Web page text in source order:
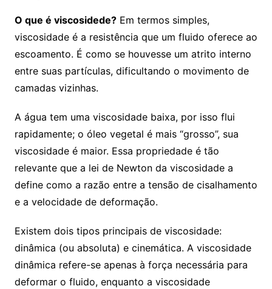
O que é viscosidede?Em termos simples,
viscosidade é a resistência que um fluido oferece ao
escoamento. É como se houvesse um atrito interno
entre suas partículas, dificultando o movimento de
camadas vizinhas.
A água tem uma viscosidade baixa, por isso flui
rapidamente; o óleo vegetal é mais “grosso”, sua
viscosidade é maior. Essa propriedade é tão
relevante que a lei de Newton da viscosidade a
define como a razão entre a tensão de cisalhamento
e a velocidade de deformação.
Existem dois tipos principais de viscosidade:
dinâmica (ou absoluta) e cinemática. A viscosidade
dinâmica refere-se apenas à força necessária para
deformar o fluido, enquanto a viscosidade